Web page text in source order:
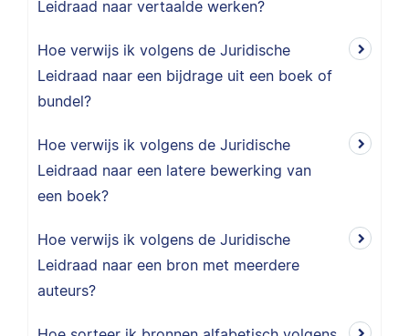
Leidraad naar vertaalde werken?
Hoe verwijs ik volgens de Juridische
Leidraad naar een bijdrage uit een boek of
bundel?
Hoe verwijs ik volgens de Juridische
Leidraad naar een latere bewerking van
een boek?
Hoe verwijs ik volgens de Juridische
Leidraad naar een bron met meerdere
auteurs?